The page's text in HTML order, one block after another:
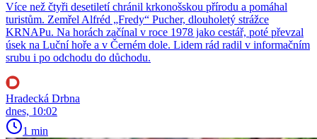
Více než čtyři desetiletí chránil krkonošskou přírodu a pomáhal
turistům. Zemřel Alfréd „Fredy“ Pucher, dlouholetý strážce
KRNAPu. Na horách začínal v roce 1978 jako cestář, poté převzal
úsek na Luční hoře a v Černém dole. Lidem rád radil v informačním
srubu i po odchodu do důchodu.
Hradecká Drbna
dnes, 10:02
1 min